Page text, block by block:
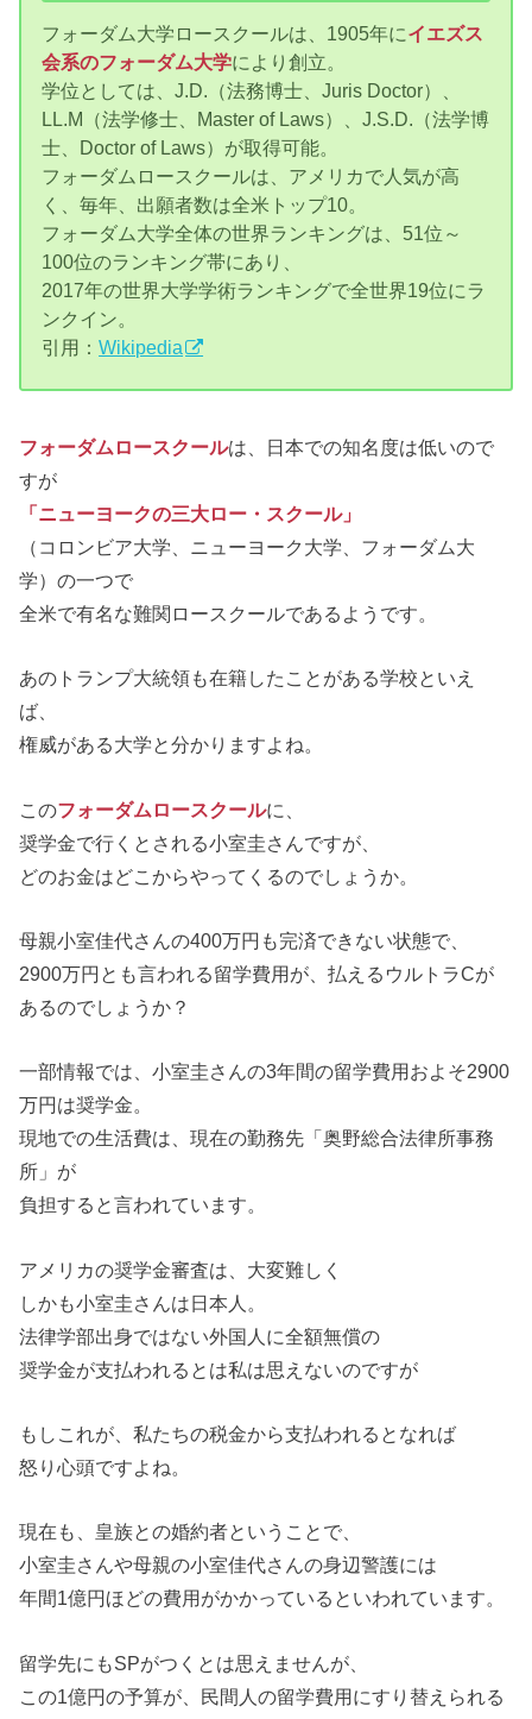
フォーダム大学ロースクールは、1905年にイエズス
会系のフォーダム大学により創立。
学位としては、J.D.（法務博士、Juris Doctor）、
LL.M（法学修士、Master of Laws）、J.S.D.（法学博
士、Doctor of Laws）が取得可能。
フォーダムロースクールは、アメリカで人気が高
く、毎年、出願者数は全米トップ10。
フォーダム大学全体の世界ランキングは、51位～
100位のランキング帯にあり、
2017年の世界大学学術ランキングで全世界19位にラ
ンクイン。
引用：Wikipedia
フォーダムロースクールは、日本での知名度は低いので
すが
「ニューヨークの三大ロー・スクール」
（コロンビア大学、ニューヨーク大学、フォーダム大
学）の一つで
全米で有名な難関ロースクールであるようです。
あのトランプ大統領も在籍したことがある学校といえ
ば、
権威がある大学と分かりますよね。
このフォーダムロースクールに、
奨学金で行くとされる小室圭さんですが、
どのお金はどこからやってくるのでしょうか。
母親小室佳代さんの400万円も完済できない状態で、
2900万円とも言われる留学費用が、払えるウルトラCが
あるのでしょうか？
一部情報では、小室圭さんの3年間の留学費用およそ2900
万円は奨学金。
現地での生活費は、現在の勤務先「奥野総合法律所事務
所」が
負担すると言われています。
アメリカの奨学金審査は、大変難しく
しかも小室圭さんは日本人。
法律学部出身ではない外国人に全額無償の
奨学金が支払われるとは私は思えないのですが
もしこれが、私たちの税金から支払われるとなれば
怒り心頭ですよね。
現在も、皇族との婚約者ということで、
小室圭さんや母親の小室佳代さんの身辺警護には
年間1億円ほどの費用がかかっているといわれています。
留学先にもSPがつくとは思えませんが、
この1億円の予算が、民間人の留学費用にすり替えられる